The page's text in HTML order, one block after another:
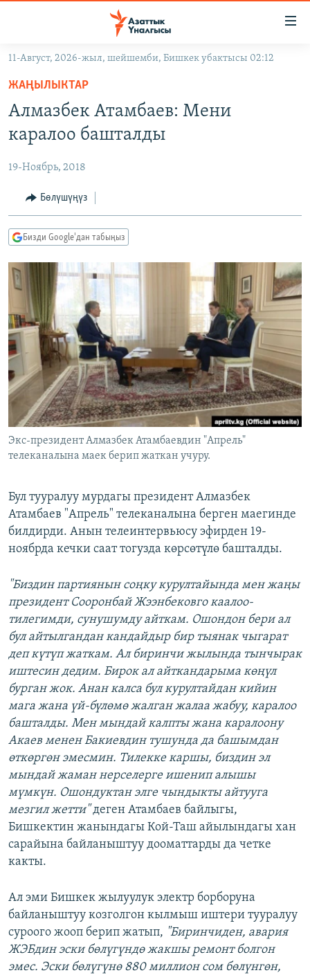
Навигацияга
өтүңүз
Издөөгө
салыңыз
КЫРГЫЗСТАН
ЭКОНОМИКА
МАДАНИЯТ
БОРБОР АЗИЯ
УКРАИНА
АТАЙЫН ИЛИКТӨӨ
ТВ ПРОГРАММАЛАР
ЭКСПЕРТТЕР ТАЛДАЙТ
БИЗ ЖАНА ДҮЙНӨ
ДАНИСТЕ
ЭЖЕ-СИҢДИЛЕР
АЗАТТЫК+
ЫҢГАЙСЫЗ СУРООЛОР
ӨЗГӨЧӨ ПИКИР
Русский
ОНЛАЙН ШЕРИНЕ
ЭЕ/АРнун бардык сайттары
11-Август, 2026-жыл, шейшемби, Бишкек убактысы 02:12
ЖАҢЫЛЫКТАР
Алмазбек Атамбаев: Мени
каралоо башталды
19-Ноябрь, 2018
Бөлүшүңүз
Бизди Google'дан табыңыз
Экс-президент Алмазбек Атамбаевдин "Апрель"
телеканалына маек берип жаткан учуру.
Бул тууралуу мурдагы президент Алмазбек
Атамбаев "Апрель" телеканалына берген маегинде
билдирди. Анын телеинтервьюсу эфирден 19-
ноябрда кечки саат тогузда көрсөтүлө башталды.
"Биздин партиянын соңку курултайында мен жаңы
президент Сооронбай Жээнбековго каалоо-
тилегимди, сунушумду айткам. Ошондон бери ал
бул айтылгандан кандайдыр бир тыянак чыгарат
деп күтүп жаткам. Ал биринчи жылында тынчырак
иштесин дедим. Бирок ал айткандарыма көңүл
бурган жок. Анан калса бул курултайдан кийин
мага жана үй-бүлөмө жалган жалаа жабуу, каралоо
башталды. Мен мындай калпты жана каралоону
Акаев менен Бакиевдин тушунда да башымдан
өткөргөн эмесмин. Тилекке каршы, биздин эл
мындай жаман нерселерге ишенип алышы
мүмкүн. Ошондуктан элге чындыкты айтууга
мезгил жетти"деген Атамбаев байлыгы,
Бишкектин жанындагы Кой-Таш айылындагы хан
сарайына байланыштуу дооматтарды да четке
какты.
Ал эми Бишкек жылуулук электр борборуна
байланыштуу козголгон кылмыш иштери тууралуу
суроого жооп берип жатып, "Биринчиден, авария
ЖЭБдин эски бөлүгүндө жакшы ремонт болгон
эмес. Эски бөлүгүнө 880 миллион сом бөлүнгөн,